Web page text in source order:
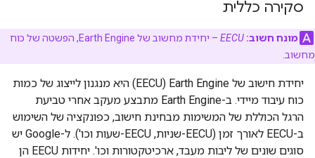
סקירה כללית
מונח חשוב: EECU
– יחידת מחשוב של Earth Engine, הפשטה של כוח
מחשוב.
יחידת חישוב של Earth Engine‏ (EECU) היא מנגנון לייצוג של כמות
כוח עיבוד מיידי. ב-Earth Engine מתבצע מעקב אחרי טביעת
הרגל הכוללת של המשימות מבחינת חישוב, כפונקציה של השימוש
ב-EECU לאורך זמן (EECU-שניות, EECU-שעות וכו'). ל-Google יש
סוגים שונים של ליבות מעבד, ארכיטקטורות וכו'. יחידות EECU הן